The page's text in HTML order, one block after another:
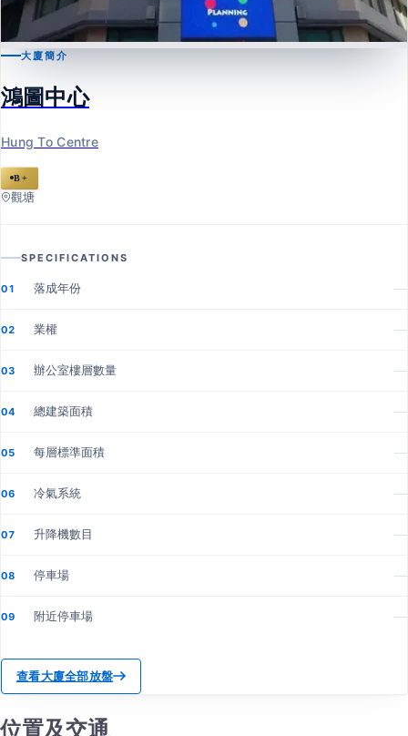
鴻圖中心
Hung To Centre
大廈簡介
鴻圖中心
Hung To Centre
B+
觀塘
SPECIFICATIONS
01 落成年份 —
02 業權 —
03 辦公室樓層數量 —
04 總建築面積 —
05 每層標準面積 —
06 冷氣系統 —
07 升降機數目 —
08 停車場 —
09 附近停車場 —
查看大廈全部放盤
位置及交通